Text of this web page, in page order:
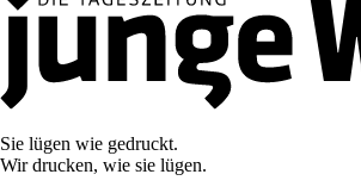
Sie lügen wie gedruckt.
Wir drucken, wie sie lügen.